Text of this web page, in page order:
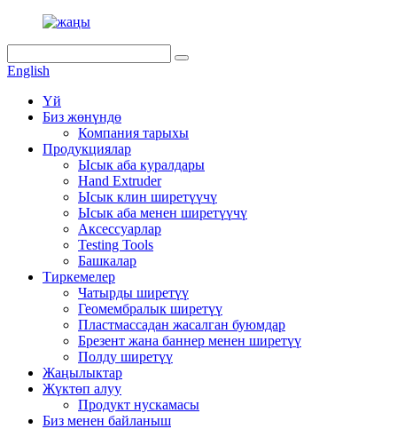
English
Үй
Биз жөнүндө
Компания тарыхы
Продукциялар
Ысык аба куралдары
Hand Extruder
Ысык клин ширетүүчү
Ысык аба менен ширетүүчү
Аксессуарлар
Testing Tools
Башкалар
Тиркемелер
Чатырды ширетүү
Геомембралык ширетүү
Пластмассадан жасалган буюмдар
Брезент жана баннер менен ширетүү
Полду ширетүү
Жаңылыктар
Жүктөп алуу
Продукт нускамасы
Биз менен байланыш